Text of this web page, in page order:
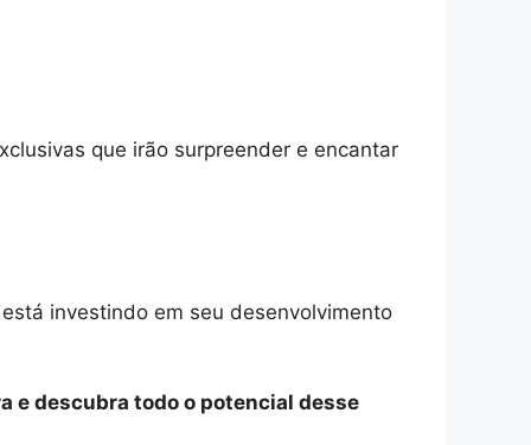
que irão surpreender e encantar
investindo em seu desenvolvimento
e descubra todo o potencial desse